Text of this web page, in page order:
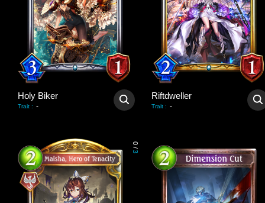
Holy Biker
Trait : -
Riftdweller
Trait : -
0
/
3